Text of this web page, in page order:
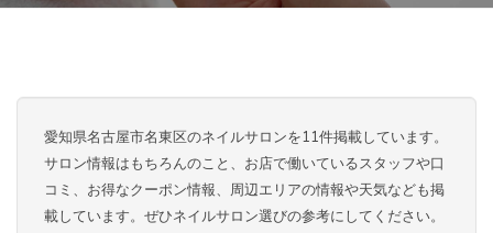
愛知県名古屋市名東区のネイルサロンを11件掲載しています。
サロン情報はもちろんのこと、お店で働いているスタッフや口
コミ、お得なクーポン情報、周辺エリアの情報や天気なども掲
載しています。ぜひネイルサロン選びの参考にしてください。